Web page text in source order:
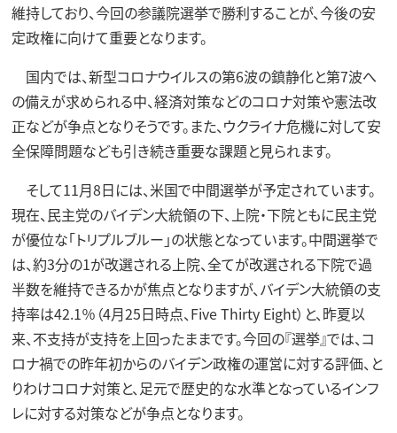
維持しており、今回の参議院選挙で勝利することが、今後の安
定政権に向けて重要となります。
国内では、新型コロナウイルスの第6波の鎮静化と第7波へ
の備えが求められる中、経済対策などのコロナ対策や憲法改
正などが争点となりそうです。また、ウクライナ危機に対して安
全保障問題なども引き続き重要な課題と見られます。
そして11月8日には、米国で中間選挙が予定されています。
現在、民主党のバイデン大統領の下、上院・下院ともに民主党
が優位な「トリプルブルー」の状態となっています。中間選挙で
は、約3分の1が改選される上院、全てが改選される下院で過
半数を維持できるかが焦点となりますが、バイデン大統領の支
持率は42.1％（4月25日時点、Five Thirty Eight）と、昨夏以
来、不支持が支持を上回ったままです。今回の『選挙』では、コ
ロナ禍での昨年初からのバイデン政権の運営に対する評価、と
りわけコロナ対策と、足元で歴史的な水準となっているインフ
レに対する対策などが争点となります。